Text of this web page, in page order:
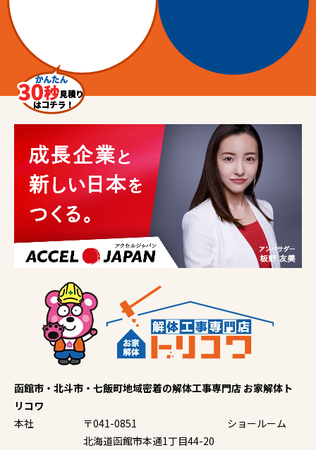
函館市・北斗市・七飯町地域密着の解体工事専門店 お家解体ト
リコワ
本社
〒041-0851
北海道函館市本通1丁目44-20
ショールーム